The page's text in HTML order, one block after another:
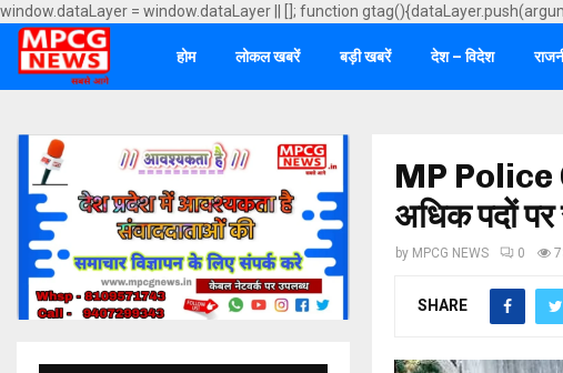
window.dataLayer = window.dataLayer || []; function
होम लोकल खबरें बड़ी खबरें देश – विदेश
MP
अधिक पदों पर
by MPCG NEWS 0
SHARE